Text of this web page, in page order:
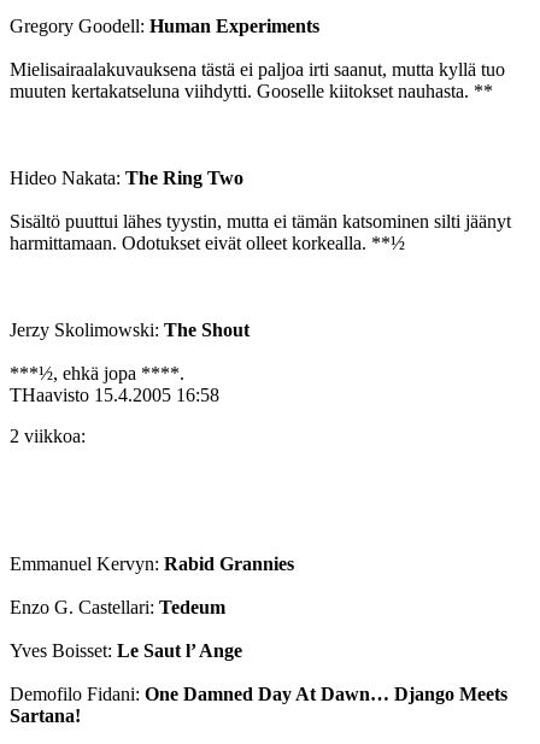
Gregory Goodell: Human Experiments
Mielisairaalakuvauksena tästä ei paljoa irti saanut, mutta kyllä tuo
muuten kertakatseluna viihdytti. Gooselle kiitokset nauhasta. **
Hideo Nakata: The Ring Two
Sisältö puuttui lähes tyystin, mutta ei tämän katsominen silti jäänyt
harmittamaan. Odotukset eivät olleet korkealla. **½
Jerzy Skolimowski: The Shout
***½, ehkä jopa ****.
THaavisto 15.4.2005 16:58
2 viikkoa:
Emmanuel Kervyn: Rabid Grannies
Enzo G. Castellari: Tedeum
Yves Boisset: Le Saut l’ Ange
Demofilo Fidani: One Damned Day At Dawn… Django Meets
Sartana!